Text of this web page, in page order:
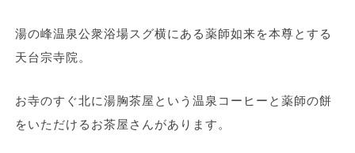
湯の峰温泉公衆浴場スグ横にある薬師如来を本尊とする
天台宗寺院。
お寺のすぐ北に湯胸茶屋という温泉コーヒーと薬師の餅
をいただけるお茶屋さんがあります。